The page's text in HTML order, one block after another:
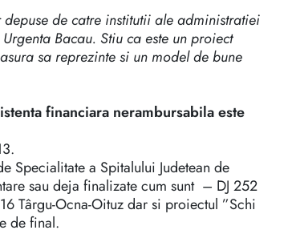
de catre institutii ale administratiei
Bacau. Stiu ca este un proiect
sa reprezinte si un model de bune
financiara nerambursabila este
a Spitalului Judetean de
sau deja finalizate cum sunt – DJ 252
Târgu-Ocna-Oituz dar si proiectul ”Schi
de final.